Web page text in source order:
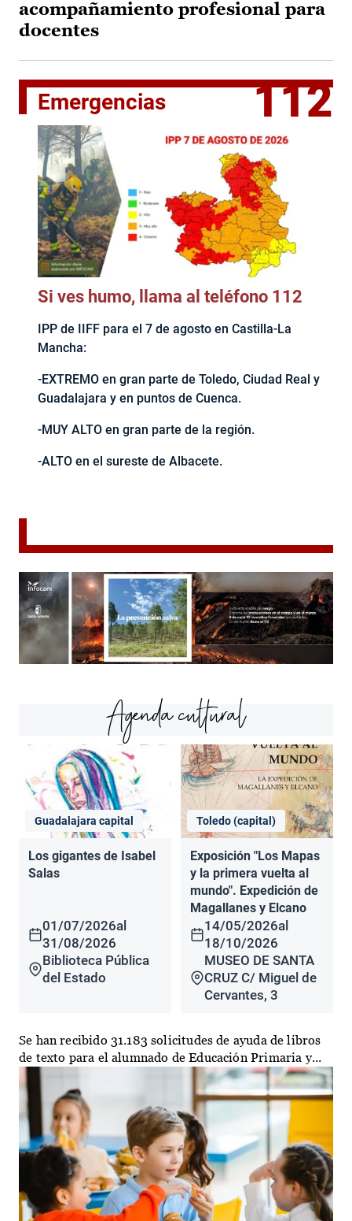
acompañamiento profesional para
docentes
Emergencias 112
Si ves humo, llama al teléfono 112
IPP de IIFF para el 7 de agosto en Castilla-La
Mancha:
-EXTREMO en gran parte de Toledo, Ciudad Real y
Guadalajara y en puntos de Cuenca.
-MUY ALTO en gran parte de la región.
-ALTO en el sureste de Albacete.
Agenda cultural
Guadalajara capital
Los gigantes de Isabel
Salas
01/07/2026al
31/08/2026
Biblioteca Pública
del Estado
Toledo (capital)
Exposición "Los Mapas
y la primera vuelta al
mundo". Expedición de
Magallanes y Elcano
14/05/2026al
18/10/2026
MUSEO DE SANTA
CRUZ C/ Miguel de
Cervantes, 3
Se han recibido 31.183 solicitudes de ayuda de libros
de texto para el alumnado de Educación Primaria y...